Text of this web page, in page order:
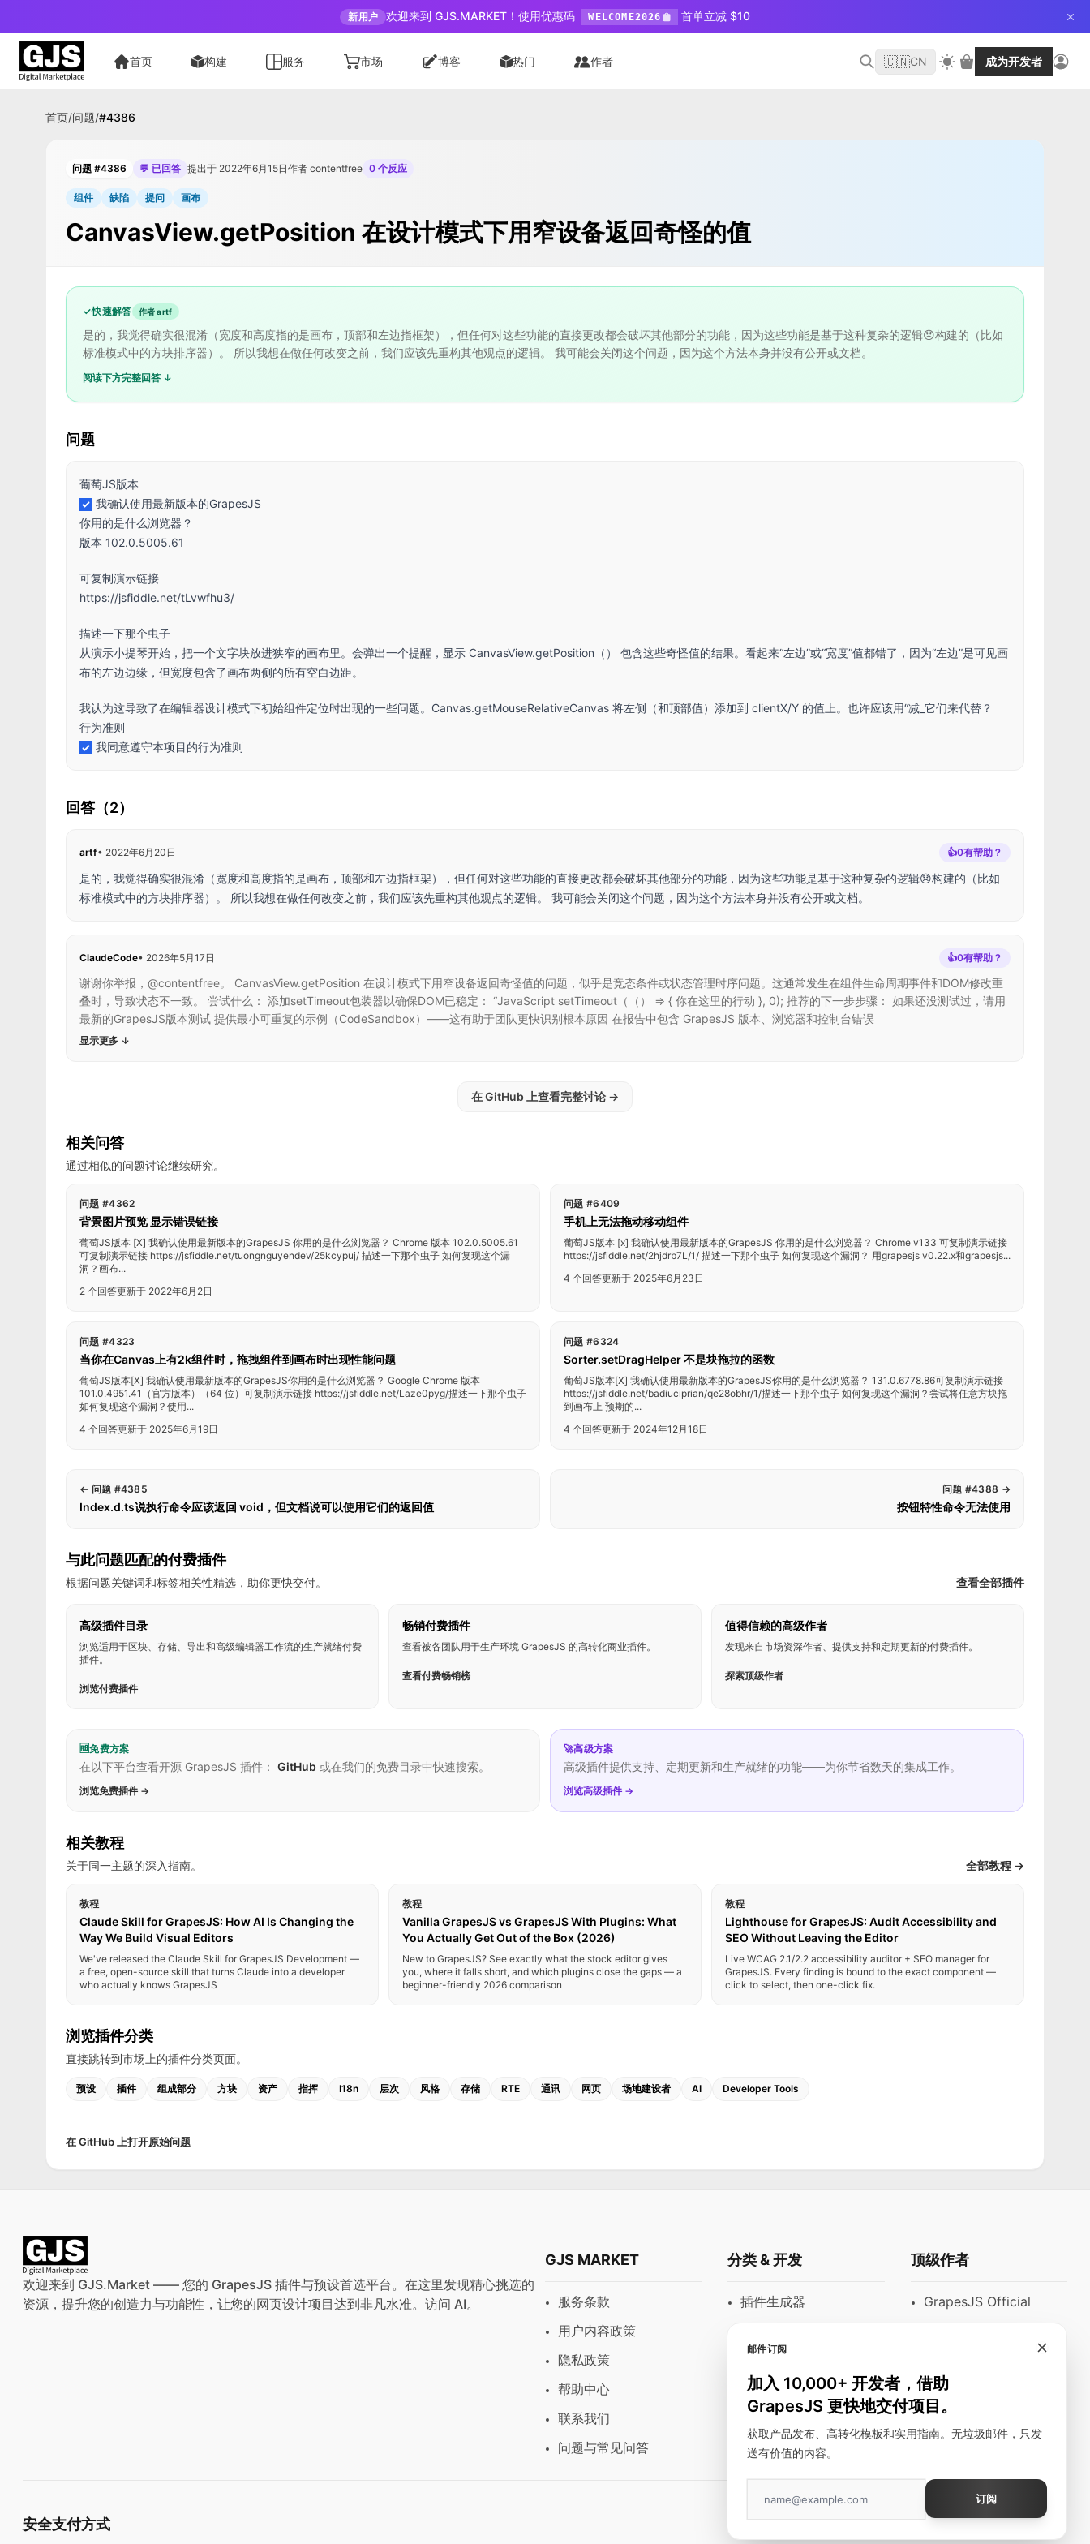
新用户 欢迎来到 GJS.MARKET！使用优惠码 WELCOME2026 首单立减 $10
首页 构建 服务 市场 博客 热门 作者 🇨🇳CN 成为开发者
首页/问题/#4386
问题 #4386 💬 已回答 提出于 2022年6月15日作者 contentfree 0 个反应
组件 缺陷 提问 画布
CanvasView.getPosition 在设计模式下用窄设备返回奇怪的值
✓快速解答 作者 artf
是的，我觉得确实很混淆（宽度和高度指的是画布，顶部和左边指框架），但任何对这些功能的直接更改都会破坏其他部分的功能，因为这些功能是基于这种复杂的逻辑😞构建的（比如
标准模式中的方块排序器）。 所以我想在做任何改变之前，我们应该先重构其他观点的逻辑。 我可能会关闭这个问题，因为这个方法本身并没有公开或文档。
阅读下方完整回答 ↓
问题
葡萄JS版本
我确认使用最新版本的GrapesJS
你用的是什么浏览器？
版本 102.0.5005.61
可复制演示链接
https://jsfiddle.net/tLvwfhu3/
描述一下那个虫子
从演示小提琴开始，把一个文字块放进狭窄的画布里。会弹出一个提醒，显示 CanvasView.getPosition（） 包含这些奇怪值的结果。看起来“左边”或“宽度”值都错了，因为“左边”是可见画
布的左边边缘，但宽度包含了画布两侧的所有空白边距。
我认为这导致了在编辑器设计模式下初始组件定位时出现的一些问题。Canvas.getMouseRelativeCanvas 将左侧（和顶部值）添加到 clientX/Y 的值上。也许应该用“减_它们来代替？
行为准则
我同意遵守本项目的行为准则
回答（2）
artf• 2022年6月20日 👍0有帮助？
是的，我觉得确实很混淆（宽度和高度指的是画布，顶部和左边指框架），但任何对这些功能的直接更改都会破坏其他部分的功能，因为这些功能是基于这种复杂的逻辑😞构建的（比如
标准模式中的方块排序器）。 所以我想在做任何改变之前，我们应该先重构其他观点的逻辑。 我可能会关闭这个问题，因为这个方法本身并没有公开或文档。
ClaudeCode• 2026年5月17日 👍0有帮助？
谢谢你举报，@contentfree。 CanvasView.getPosition 在设计模式下用窄设备返回奇怪值的问题，似乎是竞态条件或状态管理时序问题。这通常发生在组件生命周期事件和DOM修改重
叠时，导致状态不一致。 尝试什么： 添加setTimeout包装器以确保DOM已稳定： “JavaScript setTimeout（（） => { 你在这里的行动 }, 0); 推荐的下一步步骤： 如果还没测试过，请用
最新的GrapesJS版本测试 提供最小可重复的示例（CodeSandbox）——这有助于团队更快识别根本原因 在报告中包含 GrapesJS 版本、浏览器和控制台错误
显示更多 ↓
在 GitHub 上查看完整讨论 →
相关问答
通过相似的问题讨论继续研究。
问题 #4362
背景图片预览 显示错误链接
葡萄JS版本 [X] 我确认使用最新版本的GrapesJS 你用的是什么浏览器？ Chrome 版本 102.0.5005.61
可复制演示链接 https://jsfiddle.net/tuongnguyendev/25kcypuj/ 描述一下那个虫子 如何复现这个漏
洞？画布...
2 个回答更新于 2022年6月2日
问题 #6409
手机上无法拖动移动组件
葡萄JS版本 [x] 我确认使用最新版本的GrapesJS 你用的是什么浏览器？ Chrome v133 可复制演示链接
https://jsfiddle.net/2hjdrb7L/1/ 描述一下那个虫子 如何复现这个漏洞？ 用grapesjs v0.22.x和grapesjs...
4 个回答更新于 2025年6月23日
问题 #4323
当你在Canvas上有2k组件时，拖拽组件到画布时出现性能问题
葡萄JS版本[X] 我确认使用最新版本的GrapesJS你用的是什么浏览器？ Google Chrome 版本
101.0.4951.41（官方版本）（64 位）可复制演示链接 https://jsfiddle.net/Laze0pyg/描述一下那个虫子
如何复现这个漏洞？使用...
4 个回答更新于 2025年6月19日
问题 #6324
Sorter.setDragHelper 不是块拖拉的函数
葡萄JS版本[X] 我确认使用最新版本的GrapesJS你用的是什么浏览器？ 131.0.6778.86可复制演示链接
https://jsfiddle.net/badiuciprian/qe28obhr/1/描述一下那个虫子 如何复现这个漏洞？尝试将任意方块拖
到画布上 预期的...
4 个回答更新于 2024年12月18日
← 问题 #4385
Index.d.ts说执行命令应该返回 void，但文档说可以使用它们的返回值
问题 #4388 →
按钮特性命令无法使用
与此问题匹配的付费插件
根据问题关键词和标签相关性精选，助你更快交付。 查看全部插件
高级插件目录
浏览适用于区块、存储、导出和高级编辑器工作流的生产就绪付费
插件。
浏览付费插件
畅销付费插件
查看被各团队用于生产环境 GrapesJS 的高转化商业插件。
查看付费畅销榜
值得信赖的高级作者
发现来自市场资深作者、提供支持和定期更新的付费插件。
探索顶级作者
🆓免费方案
在以下平台查看开源 GrapesJS 插件： GitHub 或在我们的免费目录中快速搜索。
浏览免费插件 →
🚀高级方案
高级插件提供支持、定期更新和生产就绪的功能——为你节省数天的集成工作。
浏览高级插件 →
相关教程
关于同一主题的深入指南。 全部教程 →
教程
Claude Skill for GrapesJS: How AI Is Changing the
Way We Build Visual Editors
We've released the Claude Skill for GrapesJS Development —
a free, open-source skill that turns Claude into a developer
who actually knows GrapesJS
教程
Vanilla GrapesJS vs GrapesJS With Plugins: What
You Actually Get Out of the Box (2026)
New to GrapesJS? See exactly what the stock editor gives
you, where it falls short, and which plugins close the gaps — a
beginner-friendly 2026 comparison
教程
Lighthouse for GrapesJS: Audit Accessibility and
SEO Without Leaving the Editor
Live WCAG 2.1/2.2 accessibility auditor + SEO manager for
GrapesJS. Every finding is bound to the exact component —
click to select, then one-click fix.
浏览插件分类
直接跳转到市场上的插件分类页面。
预设 插件 组成部分 方块 资产 指挥 I18n 层次 风格 存储 RTE 通讯 网页 场地建设者 AI Developer Tools
在 GitHub 上打开原始问题
欢迎来到 GJS.Market —— 您的 GrapesJS 插件与预设首选平台。在这里发现精心挑选的
资源，提升您的创造力与功能性，让您的网页设计项目达到非凡水准。访问 AI。
GJS MARKET
服务条款
用户内容政策
隐私政策
帮助中心
联系我们
问题与常见问答
分类 & 开发
插件生成器
邮件模板
建站工具
顶级作者
GrapesJS Official
Blocomposer
Silex
安全支付方式
邮件订阅
加入 10,000+ 开发者，借助
GrapesJS 更快地交付项目。
获取产品发布、高转化模板和实用指南。无垃圾邮件，只发
送有价值的内容。
订阅